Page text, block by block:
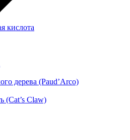
кислота
дерева (Paud’Arco)
(Cat’s Claw)